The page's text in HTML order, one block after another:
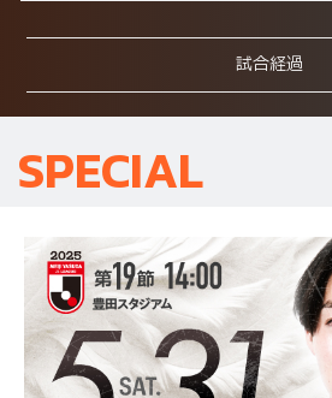
試合経過
SPECIAL